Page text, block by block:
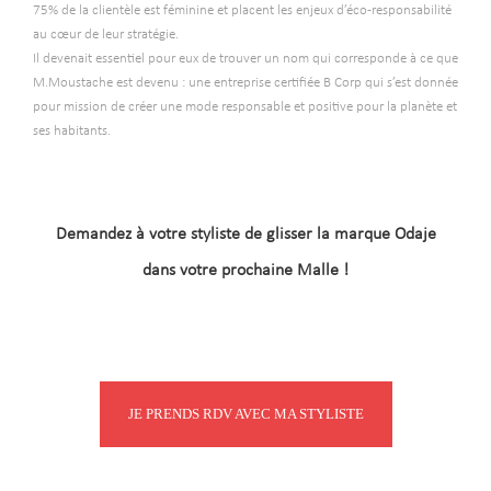
75% de la clientèle est féminine et placent les enjeux d’éco-responsabilité
au cœur de leur stratégie.
Il devenait essentiel pour eux de trouver un nom qui corresponde à ce que
M.Moustache est devenu : une entreprise certifiée B Corp qui s’est donnée
pour mission de créer une mode responsable et positive pour la planète et
ses habitants.
Demandez à votre styliste de glisser la marque Odaje
dans votre prochaine Malle !
JE PRENDS RDV AVEC MA STYLISTE